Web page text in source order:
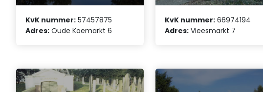
KvK nummer: 57457875
Adres: Oude Koemarkt 6
KvK nummer: 66974194
Adres: Vleesmarkt 7